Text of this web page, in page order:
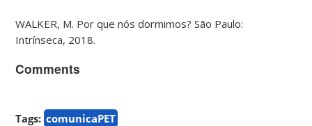
WALKER, M. Por que nós dormimos? São Paulo:
Intrínseca, 2018.
Comments
Tags: comunicaPET